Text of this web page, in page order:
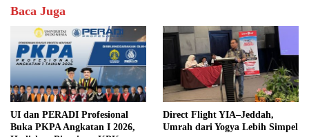
Baca Juga
UI dan PERADI Profesional
Buka PKPA Angkatan I 2026,
Direct Flight YIA–Jeddah,
Umrah dari Yogya Lebih Simpel